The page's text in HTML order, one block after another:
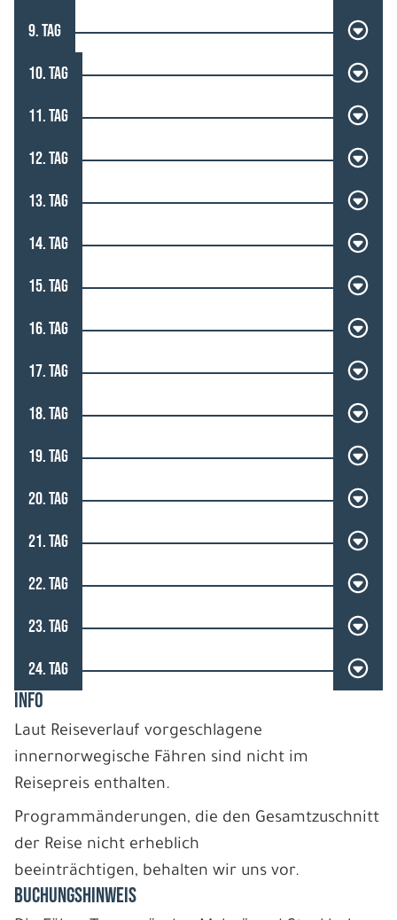
9. TAG
10. TAG
11. TAG
12. TAG
13. TAG
14. TAG
15. TAG
16. TAG
17. TAG
18. TAG
19. TAG
20. TAG
21. TAG
22. TAG
23. TAG
24. TAG
INFO
Laut Reiseverlauf vorgeschlagene
innernorwegische Fähren sind nicht im
Reisepreis enthalten.
Programmänderungen, die den Gesamtzuschnitt
der Reise nicht erheblich
beeinträchtigen, behalten wir uns vor.
BUCHUNGSHINWEIS